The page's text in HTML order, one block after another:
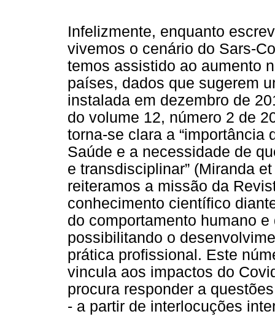
Infelizmente, enquanto
vivemos o cenário do Sars-
temos assistido ao aumento
países, dados que sugerem
instalada em dezembro de
do volume 12, número 2 de
torna-se clara a
Saúde e a necessidade de
e transdisciplinar” (Miranda
reiteramos a missão da
conhecimento científico
do comportamento humano
possibilitando o
prática profissional. Este
vincula aos impactos do
procura responder a
- a partir de interlocuções